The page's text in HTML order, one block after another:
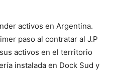
activos en Argentina.
paso al contratar al J.P
activos en el territorio
instalada en Dock Sud y